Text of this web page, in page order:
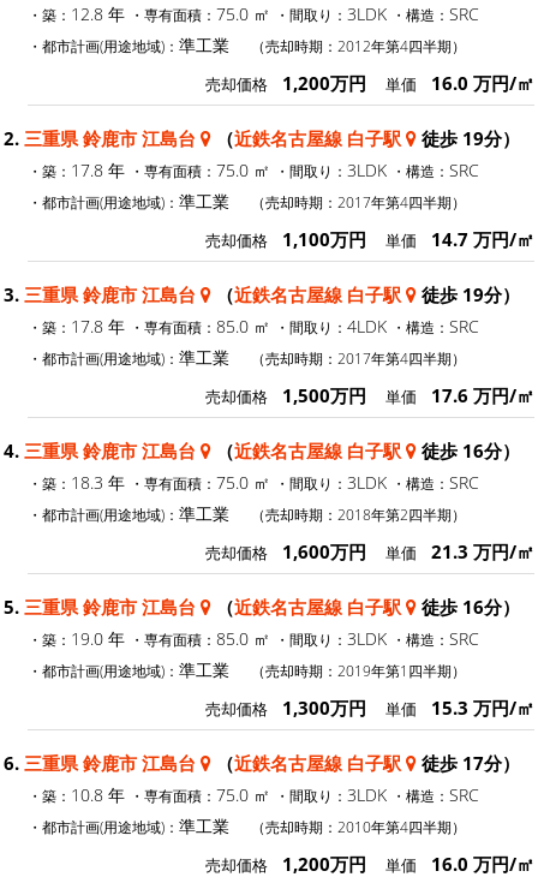
・築： 12.8 年 ・専有面積： 75.0 ㎡ ・間取り： 3LDK ・構造： SRC
・都市計画(用途地域)： 準工業 （売却時期：2012年第4四半期）
売却価格 1,200万円 単価 16.0 万円/㎡
2. 三重県 鈴鹿市 江島台 （近鉄名古屋線 白子駅 徒歩 19分）
・築： 17.8 年 ・専有面積： 75.0 ㎡ ・間取り： 3LDK ・構造： SRC
・都市計画(用途地域)： 準工業 （売却時期：2017年第4四半期）
売却価格 1,100万円 単価 14.7 万円/㎡
3. 三重県 鈴鹿市 江島台 （近鉄名古屋線 白子駅 徒歩 19分）
・築： 17.8 年 ・専有面積： 85.0 ㎡ ・間取り： 4LDK ・構造： SRC
・都市計画(用途地域)： 準工業 （売却時期：2017年第4四半期）
売却価格 1,500万円 単価 17.6 万円/㎡
4. 三重県 鈴鹿市 江島台 （近鉄名古屋線 白子駅 徒歩 16分）
・築： 18.3 年 ・専有面積： 75.0 ㎡ ・間取り： 3LDK ・構造： SRC
・都市計画(用途地域)： 準工業 （売却時期：2018年第2四半期）
売却価格 1,600万円 単価 21.3 万円/㎡
5. 三重県 鈴鹿市 江島台 （近鉄名古屋線 白子駅 徒歩 16分）
・築： 19.0 年 ・専有面積： 85.0 ㎡ ・間取り： 3LDK ・構造： SRC
・都市計画(用途地域)： 準工業 （売却時期：2019年第1四半期）
売却価格 1,300万円 単価 15.3 万円/㎡
6. 三重県 鈴鹿市 江島台 （近鉄名古屋線 白子駅 徒歩 17分）
・築： 10.8 年 ・専有面積： 75.0 ㎡ ・間取り： 3LDK ・構造： SRC
・都市計画(用途地域)： 準工業 （売却時期：2010年第4四半期）
売却価格 1,200万円 単価 16.0 万円/㎡